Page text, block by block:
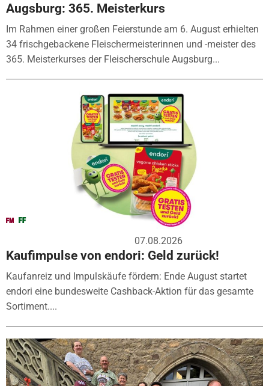
Augsburg: 365. Meisterkurs
Im Rahmen einer großen Feierstunde am 6. August erhielten
34 frischgebackene Fleischermeisterinnen und -meister des
365. Meisterkurses der Fleischerschule Augsburg...
07.08.2026
Kaufimpulse von endori: Geld zurück!
Kaufanreiz und Impulskäufe fördern: Ende August startet
endori eine bundesweite Cashback-Aktion für das gesamte
Sortiment....